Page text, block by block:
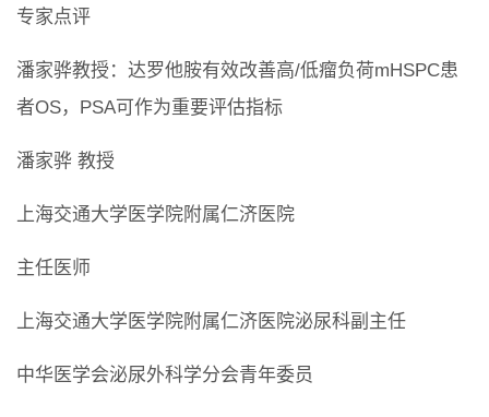
专家点评
潘家骅教授：达罗他胺有效改善高/低瘤负荷mHSPC患
者OS，PSA可作为重要评估指标
潘家骅 教授
上海交通大学医学院附属仁济医院
主任医师
上海交通大学医学院附属仁济医院泌尿科副主任
中华医学会泌尿外科学分会青年委员